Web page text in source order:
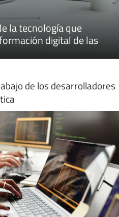
la tecnología que
digital de las
de los desarrolladores